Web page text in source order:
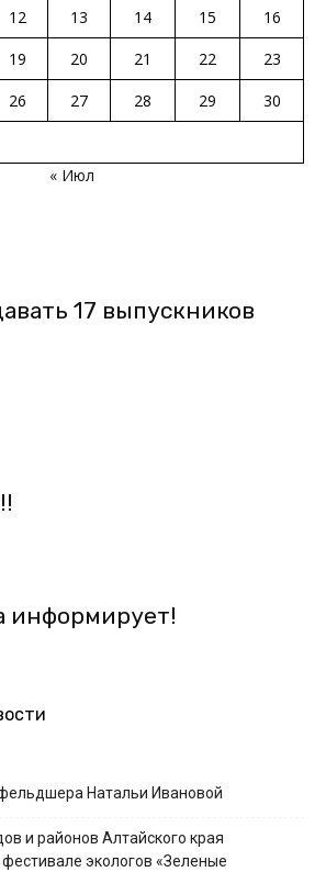
12 13 14 15
16
19 20 21 22
23
26 27 28 29
30
« Июл
17 выпускников
информирует!
Натальи Ивановой
и районов Алтайского края
экологов «Зеленые